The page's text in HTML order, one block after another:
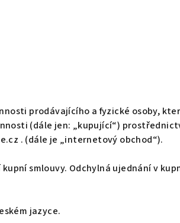
prodávajícího a fyzické osoby,
(dále jen: „kupující“)
. (dále je „internetový obchod“).
smlouvy. Odchylná ujednání v
jazyce.